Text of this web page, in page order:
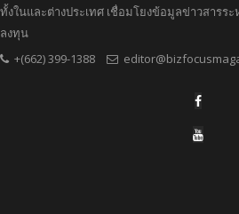
ทั้งในและต่างประเทศ เชื่อมโยงข้อมูลข่าวสารร
ลงทุน
+(662) 399-1388